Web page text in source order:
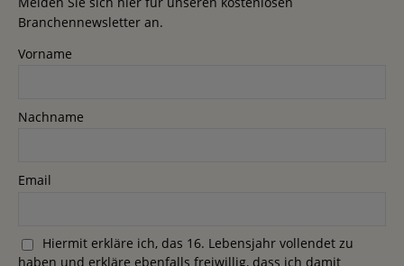
Branchennewsletter an.
Vorname
Nachname
Email
Hiermit erkläre ich, das 16. Lebensjahr vollendet zu
haben und erkläre ebenfalls freiwillig, dass ich damit